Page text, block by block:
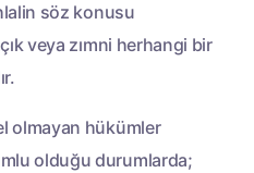
söz konusu
veya zımni herhangi bir
olmayan hükümler
olduğu durumlarda;